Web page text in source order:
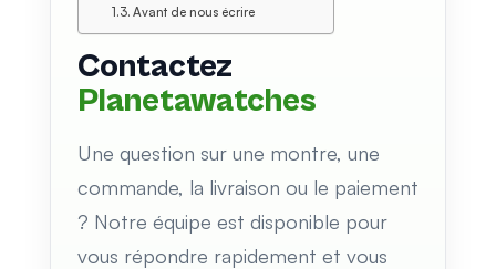
Avant de nous écrire
Contactez
Planetawatches
Une question sur une montre, une
commande, la livraison ou le paiement
? Notre équipe est disponible pour
vous répondre rapidement et vous